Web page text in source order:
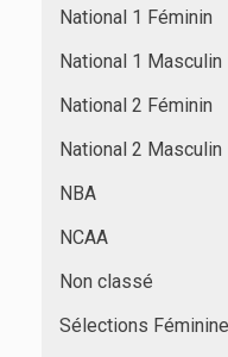
National 1 Féminin
National 1 Masculin
National 2 Féminin
National 2 Masculin
NBA
NCAA
Non classé
Sélections